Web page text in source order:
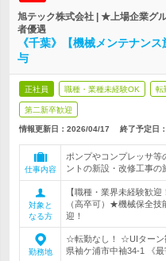
旭テック株式会社 | ★上場企業グ
者優遇
《千葉》【機械メンテナン
与
正社員 職種・業種未経験OK 転
第二新卒歓迎
情報更新日：2026/04/17 終了予定日：
仕事内容
ポンプやコンプレッサ等
ントの新設・改修工事の
対象と
なる方
【職種・業界未経験歓
（高卒可）★機械保全技
迎！
勤務地
☆転勤なし！ ☆UIターン
県袖ケ浦市中袖34-1 《最